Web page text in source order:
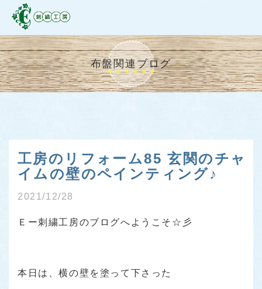
布盤関連ブログ
工房のリフォーム85 玄関のチャ
イムの壁のペインティング♪
2021/12/28
Ｅー刺繍工房のブログへようこそ☆彡
本日は、横の壁を塗って下さった